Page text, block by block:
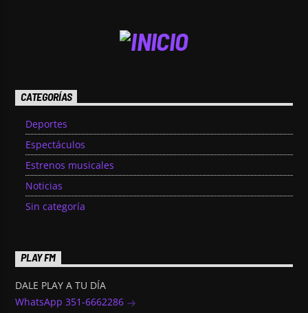
CATEGORÍAS
Deportes
Espectáculos
Estrenos musicales
Noticias
Sin categoría
PLAY FM
DALE PLAY A TU DÍA
WhatsApp 351-6662286